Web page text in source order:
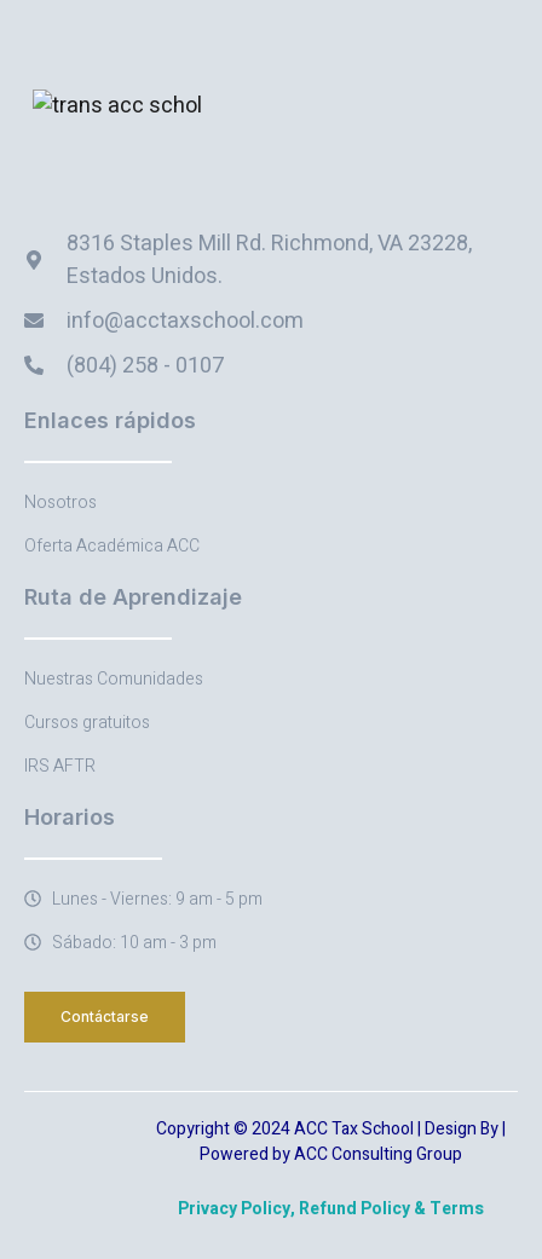
8316 Staples Mill Rd. Richmond, VA 23228,
Estados Unidos.
info@acctaxschool.com
(804) 258 - 0107
Enlaces rápidos
Nosotros
Oferta Académica ACC
Ruta de Aprendizaje
Nuestras Comunidades
Cursos gratuitos
IRS AFTR
Horarios
Lunes - Viernes: 9 am - 5 pm
Sábado: 10 am - 3 pm
Contáctarse
Copyright © 2024 ACC Tax School | Design By |
Powered by ACC Consulting Group
Privacy Policy, Refund Policy & Terms